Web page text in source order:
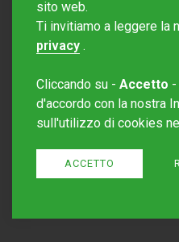
Editore
Sito
sito web.
Ti invitiamo a leggere la
privacy .
Cliccando su - Accetto
d'accordo con la nostra
sull'utilizzo di cookies
ACCETTO